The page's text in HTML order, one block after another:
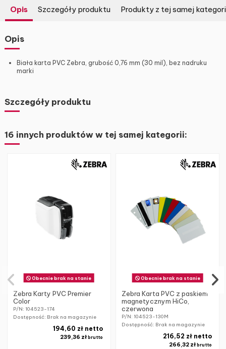
Opis Szczegóły produktu Produkty z tej samej
Opis
Biała karta PVC Zebra, grubość 0,76 mm (30 mil), bez nadruku
marki
Szczegóły produktu
16 innych produktów w tej samej kategorii:
Obecnie brak na stanie
Zebra Karty PVC Premier
Color
P/N: 104523-174
Dostępność: Brak na magazynie
239,36 złbrutto
194,60 zł netto
Obecnie brak na stanie
Zebra Karta PVC z paskiem
magnetycznym HiCo,
czerwona
P/N: 104523-130M
Dostępność: Brak na magazynie
266,32 zł brutto
216,52 zł netto